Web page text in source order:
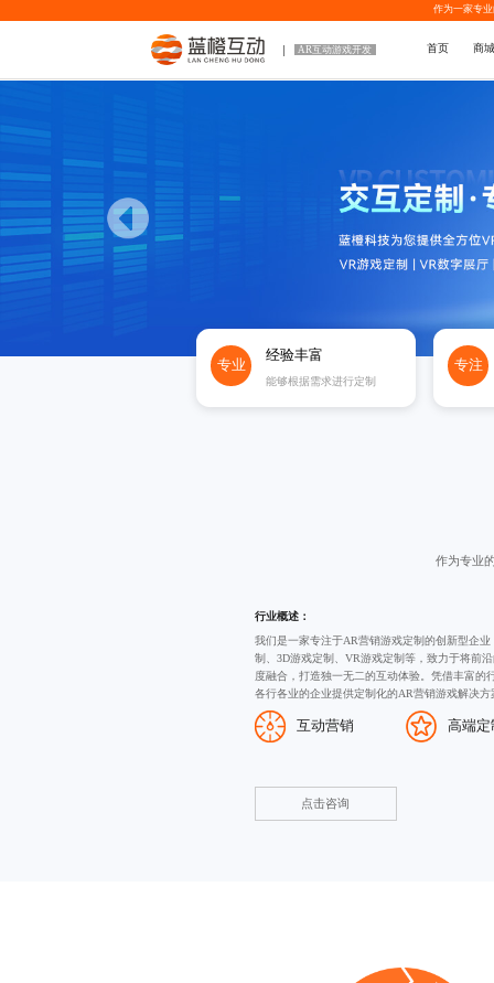
作为一家专业
AR互动游戏开发 首页 商
专业
经验丰富
能够根据需求进行定制
专注
作为专业
行业概述：
我们是一家专注于AR营销游戏定制的创新型企
制
、3D游戏定制
、VR游戏定制等，致力于将前
度融合，打造独一无二的互动体验。凭借丰富的
各行各业的企业提供定制化的AR营销游戏解决方
互动营销 高端定
点击咨询